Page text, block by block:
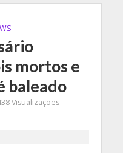
mortos e
baleado
Visualizações